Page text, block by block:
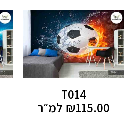
T014
₪115.00 למ״ר